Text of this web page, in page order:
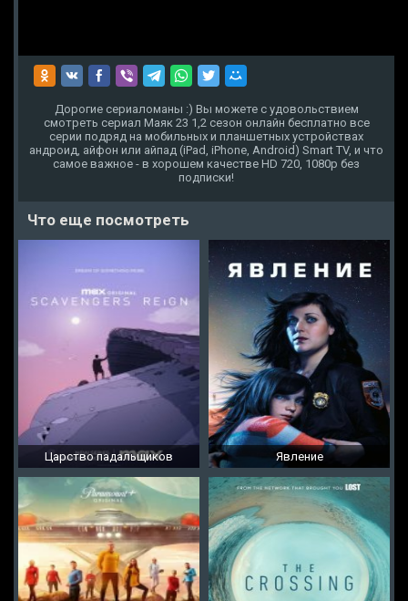
Дорогие сериаломаны :) Вы можете с удовольствием
смотреть сериал Маяк 23 1,2 сезон онлайн бесплатно все
серии подряд на мобильных и планшетных устройствах
андроид, айфон или айпад (iPad, iPhone, Android) Smart TV, и что
самое важное - в хорошем качестве HD 720, 1080p без
подписки!
Что еще посмотреть
Царство падальщиков Явление